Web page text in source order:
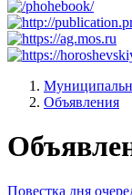
Объявления
Повестка дня